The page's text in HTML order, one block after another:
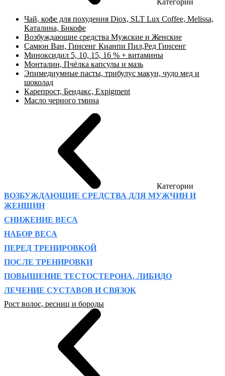
Категории
Чай, кофе для похудения Diox, SLT Lux Coffee, Melissa,
Каталина, Бикофе
Возбуждающие средства Мужские и Женские
Самюн Ван, Гинсенг Кианпи Пил,Ред Гинсенг
Миноксидил 5, 10, 15, 16 % + витамины
Монталин, Пчёлка капсулы и мазь
Эпимедиумные пасты, трибулус макун, чудо мед и
шоколад
Карепрост, Бендакс, Expigment
Масло черного тмина
Категории
ВОЗБУЖДАЮЩИЕ СРЕДСТВА ДЛЯ МУЖЧИН И
ЖЕНЩИН
СНИЖЕНИЕ ВЕСА
НАБОР ВЕСА
ПЕРЕД ТРЕНИРОВКОЙ
ПОСЛЕ ТРЕНИРОВКИ
ПОВЫШЕНИЕ ТЕСТОСТЕРОНА, ЛИБИДО
ЛЕЧЕНИЕ СУСТАВОВ И СВЯЗОК
Рост волос, ресниц и бороды